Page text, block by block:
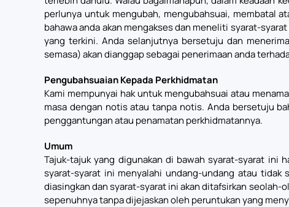
perlunya untuk mengubah, mengubahsuai, membatal
bahawa anda akan mengakses dan meneliti syarat-
yang terkini. Anda selanjutnya bersetuju dan
semasa) akan dianggap sebagai penerimaan anda
Pengubahsuaian Kepada Perkhidmatan
Kami mempunyai hak untuk mengubahsuai atau
masa dengan notis atau tanpa notis. Anda bersetuju
penggantungan atau penamatan perkhidmatannya.
Umum
Tajuk-tajuk yang digunakan di bawah syarat-syarat ini
syarat-syarat ini menyalahi undang-undang atau tidak
diasingkan dan syarat-syarat ini akan ditafsirkan seolah-
sepenuhnya tanpa dijejaskan oleh peruntukan yang